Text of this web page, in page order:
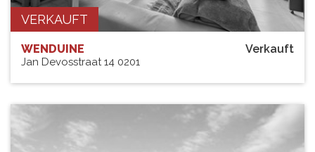
VERKAUFT
Verkauft
WENDUINE
Jan Devosstraat 14 0201